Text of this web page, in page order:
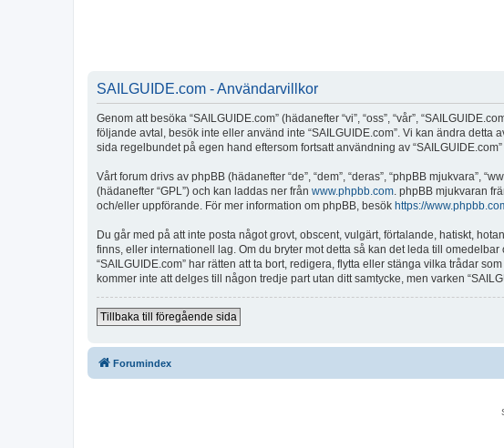
SAILGUIDE.com - Användarvillkor
Genom att besöka “SAILGUIDE.com” (hädanefter “vi”, “oss”, “vår”,
följande avtal, besök inte eller använd inte “SAILGUIDE.com”. Vi kan ändra
sida regelbundet på egen hand eftersom fortsatt användning av
Vårt forum drivs av phpBB (hädanefter “de”, “dem”, “deras”, “phpBB mjukvara”,
(hädanefter “GPL”) och kan laddas ner från www.phpbb.com . phpBB mjukvaran
och/eller uppförande. För mer information om phpBB, besök https://
Du går med på att inte posta något grovt, obscent, vulgärt, förtalande, hatiskt,
finns, eller internationell lag. Om du bryter mot detta så kan det leda till
“SAILGUIDE.com” har rätten att ta bort, redigera, flytta eller stänga vilka trådar
kommer inte att delges till någon tredje part utan ditt samtycke, men varken
Tillbaka till föregående sida
Forumindex